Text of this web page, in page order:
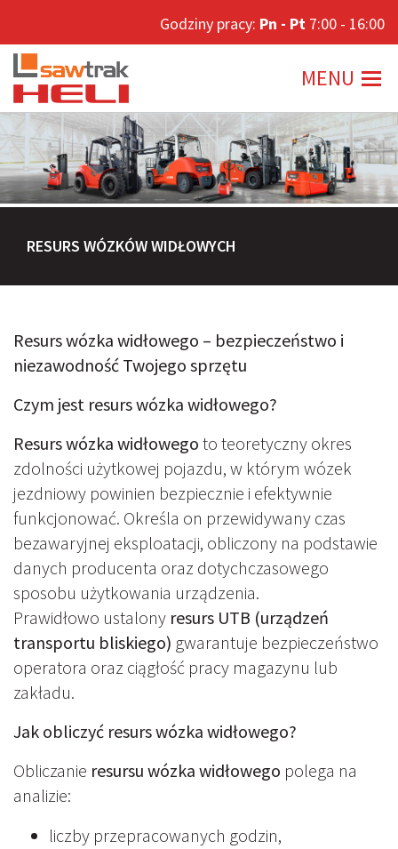
Godziny pracy: Pn - Pt 7:00 - 16:00
MENU
Godziny pracy: Pn - Pt 7:00 - 16:00
MENU
RESURS WÓZKÓW WIDŁOWYCH
Resurs wózka widłowego – bezpieczeństwo i
niezawodność Twojego sprzętu
Czym jest resurs wózka widłowego?
Resurs wózka widłowego to teoretyczny okres
zdolności użytkowej pojazdu, w którym wózek
jezdniowy powinien bezpiecznie i efektywnie
funkcjonować. Określa on przewidywany czas
bezawaryjnej eksploatacji, obliczony na podstawie
danych producenta oraz dotychczasowego
sposobu użytkowania urządzenia.
Prawidłowo ustalony resurs UTB (urządzeń
transportu bliskiego) gwarantuje bezpieczeństwo
operatora oraz ciągłość pracy magazynu lub
zakładu.
Jak obliczyć resurs wózka widłowego?
Obliczanie resursu wózka widłowego polega na
analizie:
liczby przepracowanych godzin,